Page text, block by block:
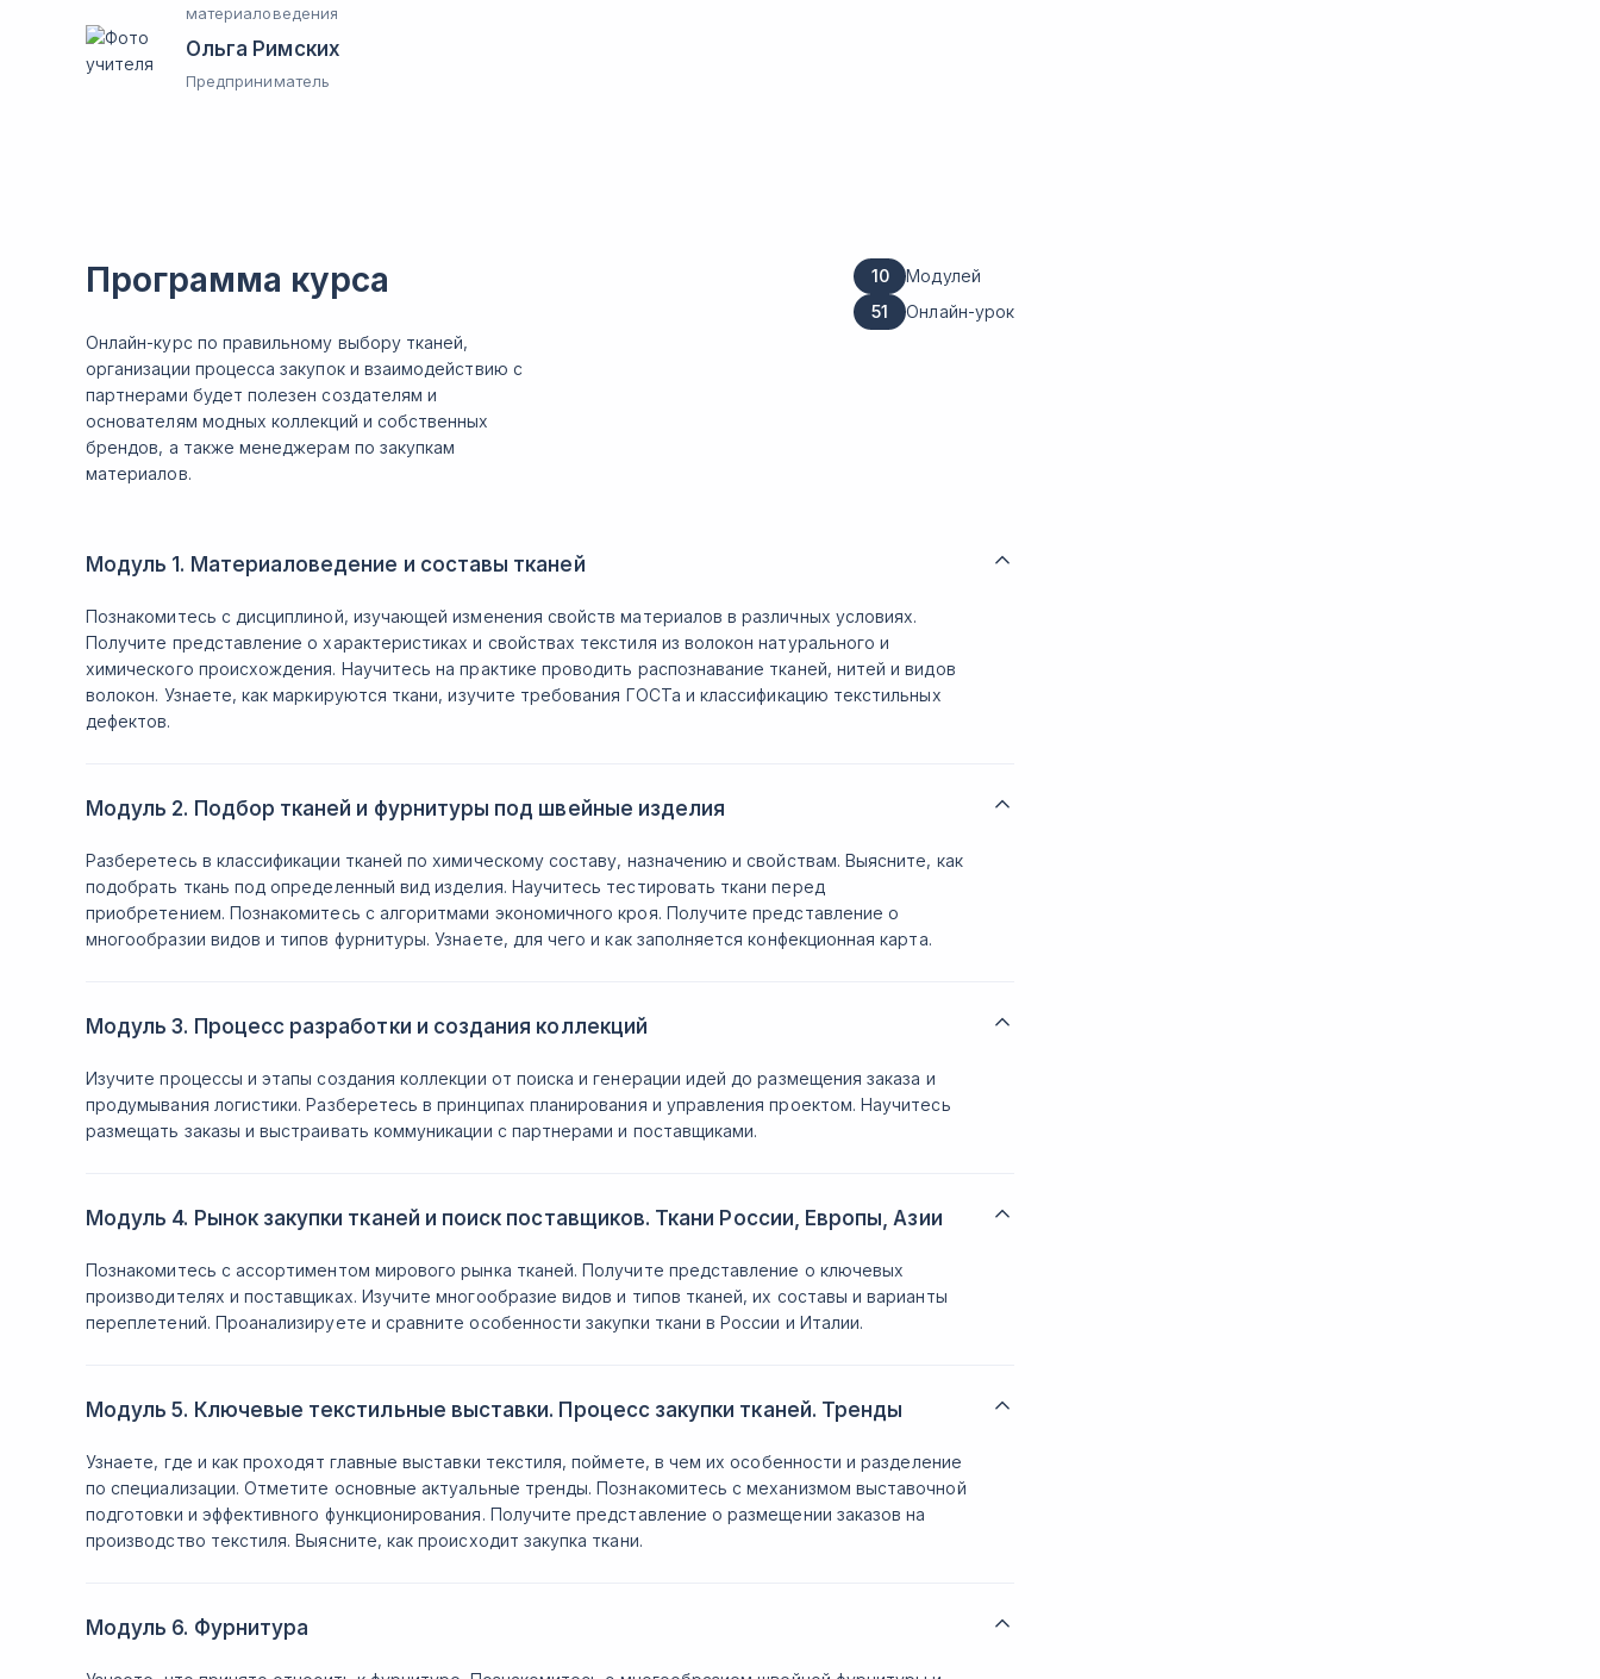
материаловедения
Ольга Римских
Предприниматель
Программа курса
Онлайн-курс по правильному выбору тканей,
организации процесса закупок и взаимодействию с
партнерами будет полезен создателям и
основателям модных коллекций и собственных
брендов, а также менеджерам по закупкам
материалов.
10
Модулей
51
Онлайн-урок
Модуль 1. Материаловедение и составы тканей
Познакомитесь с дисциплиной, изучающей изменения свойств материалов в различных условиях.
Получите представление о характеристиках и свойствах текстиля из волокон натурального и
химического происхождения. Научитесь на практике проводить распознавание тканей, нитей и видов
волокон. Узнаете, как маркируются ткани, изучите требования ГОСТа и классификацию текстильных
дефектов.
Модуль 2. Подбор тканей и фурнитуры под швейные изделия
Разберетесь в классификации тканей по химическому составу, назначению и свойствам. Выясните, как
подобрать ткань под определенный вид изделия. Научитесь тестировать ткани перед
приобретением. Познакомитесь с алгоритмами экономичного кроя. Получите представление о
многообразии видов и типов фурнитуры. Узнаете, для чего и как заполняется конфекционная карта.
Модуль 3. Процесс разработки и создания коллекций
Изучите процессы и этапы создания коллекции от поиска и генерации идей до размещения заказа и
продумывания логистики. Разберетесь в принципах планирования и управления проектом. Научитесь
размещать заказы и выстраивать коммуникации с партнерами и поставщиками.
Модуль 4. Рынок закупки тканей и поиск поставщиков. Ткани России, Европы, Азии
Познакомитесь с ассортиментом мирового рынка тканей. Получите представление о ключевых
производителях и поставщиках. Изучите многообразие видов и типов тканей, их составы и варианты
переплетений. Проанализируете и сравните особенности закупки ткани в России и Италии.
Модуль 5. Ключевые текстильные выставки. Процесс закупки тканей. Тренды
Узнаете, где и как проходят главные выставки текстиля, поймете, в чем их особенности и разделение
по специализации. Отметите основные актуальные тренды. Познакомитесь с механизмом выставочной
подготовки и эффективного функционирования. Получите представление о размещении заказов на
производство текстиля. Выясните, как происходит закупка ткани.
Модуль 6. Фурнитура